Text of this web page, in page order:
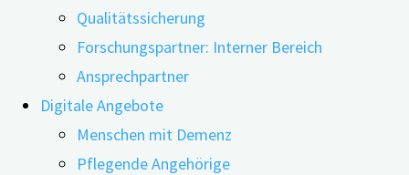
Qualitätssicherung
Forschungspartner: Interner Bereich
Ansprechpartner
Digitale Angebote
Menschen mit Demenz
Pflegende Angehörige